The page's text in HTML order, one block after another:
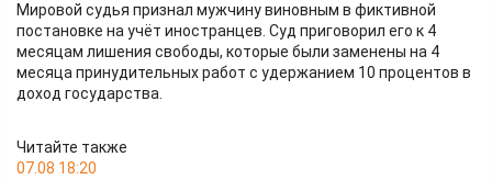
Мировой судья признал мужчину виновным в фиктивной
постановке на учёт иностранцев. Суд приговорил его к 4
месяцам лишения свободы, которые были заменены на 4
месяца принудительных работ с удержанием 10 процентов в
доход государства.
Читайте также
07.08 18:20